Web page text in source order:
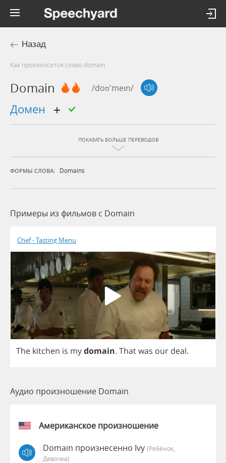
Назад
Как произносится слово domain
Domain /doʊ'meɪn/
домен
ПОКАЗАТЬ БОЛЬШЕ ПЕРЕВОДОВ
ФОРМЫ СЛОВА: Domains
Примеры из фильмов c Domain
Chef - Tasting Menu
The kitchen is mydomain. Thatwas our deal.
Аудио произношение Domain
Американское произношение
Domain произнесенно Ivy (Ребёнок,
Девочка)